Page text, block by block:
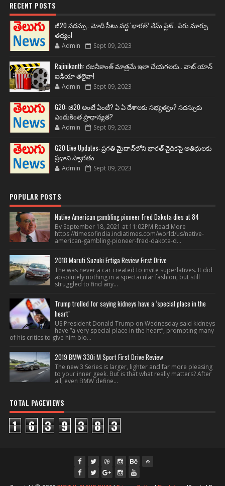
RECENT POSTS
జీ20 సదస్సు.. మోదీ సీటు వద్ద ‘భారత్’ నేమ్ ప్లేట్‌.. పేరు మార్పు
తథ్యం!
Admin Sept 09, 2023
Rajinikanth: రజనీకాంత్ మాత్రమే ఇలా చేయగలరు.. వాట్ యాన్
ఐడియా తలైవా!
Admin Sept 09, 2023
G20: జీ20 అంటే ఏంటి? ఏ ఏ దేశాలకు సభ్యత్వం? సదస్సుకు
ఎందుకింత ప్రాధాన్యత?
Admin Sept 09, 2023
G20 Live Updates: ప్రగతి మైదాన్‌లోని భారత్ వైదికపై అతిథులకు
ప్రధాని స్వాగతం
Admin Sept 09, 2023
POPULAR POSTS
Native American gambling pioneer Fred Dakota dies at 84
By September 18, 2021 at 11:02PM Read More
https://timesofindia.indiatimes.com/world/us/native-
american-gambling-pioneer-fred-dakota-d...
2018 Maruti Suzuki Ertiga Review First Drive
The was never a car created to invite superlatives. It did
absolutely nothing in a spectacular fashion, but still
struggled to find any...
Trump trolled for saying kidneys have a ‘special place in the
heart’
US President Donald Trump on Wednesday said kidneys
have “a very special place in the heart”, prompting many
of his critics to give him bio...
2019 BMW 330i M Sport First Drive Review
The new 3 Series is larger, lighter and far more pleasing
to your inner geek. But is that what really matters? After
all, even BMW define...
TOTAL PAGEVIEWS
1 6 3 9 3 8 3
fac twi gpl ins you